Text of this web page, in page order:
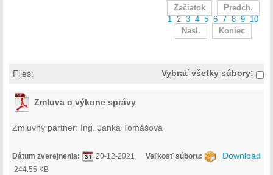
Začiatok
Predch.
1 2 3 4 5 6 7 8 9
10
Nasl.
Koniec
Vybrať všetky súbory:
Files:
Zmluva o výkone správy
Zmluvný partner: Ing. Janka Tomášová
Dátum zverejnenia: 20-12-2021 Veľkosť súboru:
244.55 KB
Download